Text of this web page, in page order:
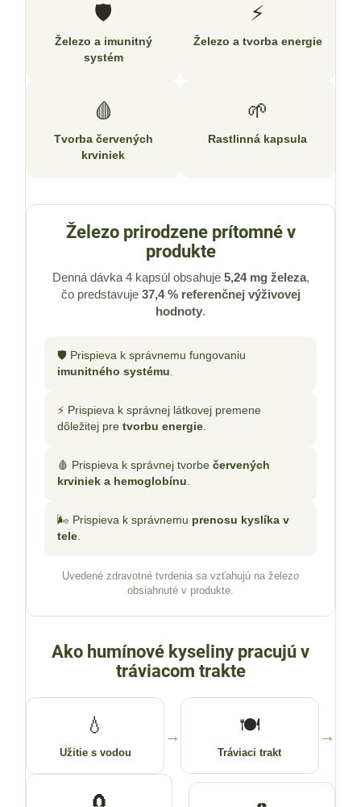
🛡️
Železo a imunitný
systém
⚡
Železo a tvorba energie
🩸
Tvorba červených
krviniek
🌱
Rastlinná kapsula
Železo prirodzene prítomné v
produkte
Denná dávka 4 kapsúl obsahuje 5,24 mg železa,
čo predstavuje 37,4 % referenčnej výživovej
hodnoty.
🛡️ Prispieva k správnemu fungovaniu
imunitného systému.
⚡ Prispieva k správnej látkovej premene
dôležitej pretvorbu energie.
🩸 Prispieva k správnej tvorbečervených
krviniek a hemoglobínu.
🌬️ Prispieva k správnemu prenosu kyslíka v
tele.
Uvedené zdravotné tvrdenia sa vzťahujú na železo
obsiahnuté v produkte.
Ako humínové kyseliny pracujú v
tráviacom trakte
💧
Užitie s vodou
→ 🍽️
Tráviaci trakt
→
🧲